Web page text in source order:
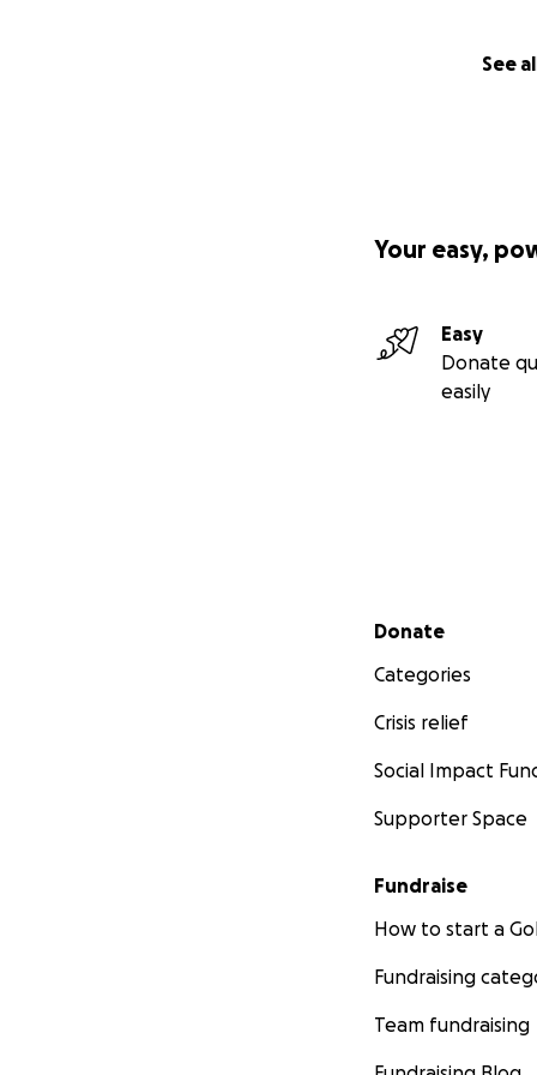
See
Your easy,
Easy
Donate
easily
Secondary menu
Donate
Categories
Crisis relief
Social Impact
Supporter Space
Fundraise
How to start a
Fundraising
Team fundraising